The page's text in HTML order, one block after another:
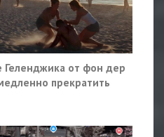
Геленджика от фон дер
прекратить